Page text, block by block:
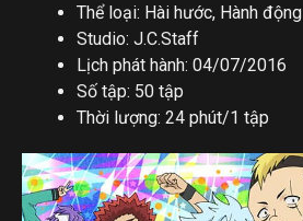
Thể loại: Hài hước, Hành động
Studio: J.C.Staff
Lịch phát hành: 04/07/2016
Số tập: 50 tập
Thời lượng: 24 phút/1 tập